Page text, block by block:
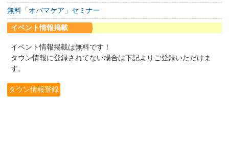
無料「オバマケア」セミナー
イベント情報掲載
イベント情報掲載は無料です！
タウン情報に登録されてない場合は下記よりご登録いただけま
す。
タウン情報登録